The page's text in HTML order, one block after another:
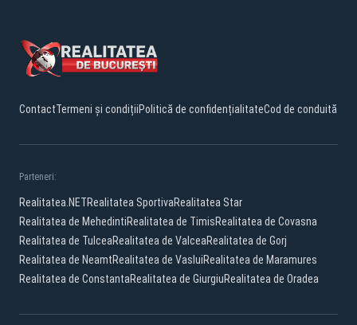
ContactTermeni și condițiiPolitică de confidențialitateCod de conduită
Parteneri:
Realitatea.NETRealitatea SportivaRealitatea Star
Realitatea de MehedintiRealitatea de TimisRealitatea de Covasna
Realitatea de TulceaRealitatea de ValceaRealitatea de Gorj
Realitatea de NeamtRealitatea de VasluiRealitatea de Maramures
Realitatea de ConstantaRealitatea de GiurgiuRealitatea de Oradea